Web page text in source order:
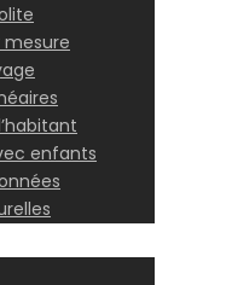
mesure
enfants